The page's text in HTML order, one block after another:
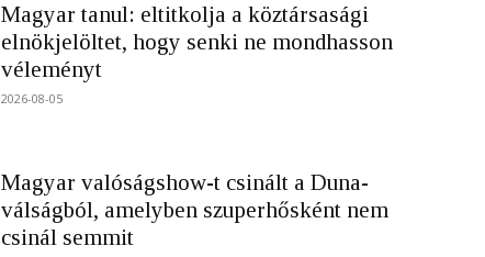
Magyar tanul: eltitkolja a köztársasági
elnökjelöltet, hogy senki ne mondhasson
véleményt
2026-08-05
Magyar valóságshow-t csinált a Duna-
válságból, amelyben szuperhősként nem
csinál semmit